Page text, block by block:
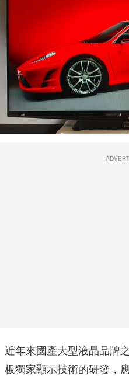
近年來國產大型液晶品牌
板獨家顯示技術的研發，